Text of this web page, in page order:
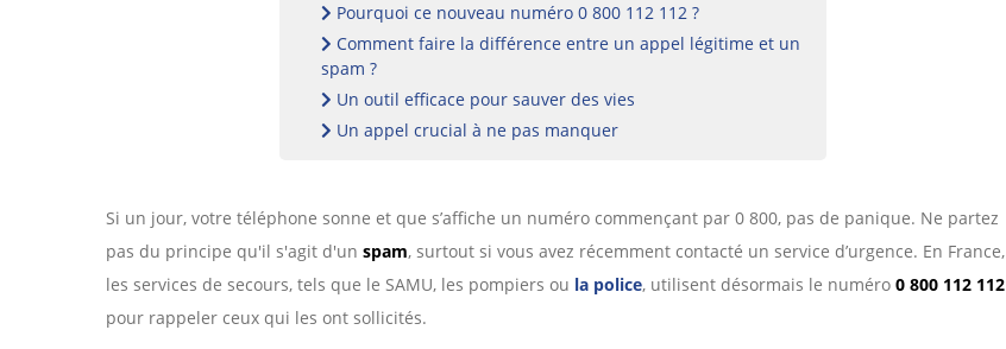
Pourquoi ce nouveau numéro 0 800 112 112 ?
Comment faire la différence entre un appel légitime et un
spam ?
Un outil efficace pour sauver des vies
Un appel crucial à ne pas manquer
Si un jour, votre téléphone sonne et que s’affiche un numéro commençant par 0 800, pas de panique. Ne partez
pas du principe qu'il s'agit d'un spam, surtout si vous avez récemment contacté un service d’urgence. En France,
les services de secours, tels que le SAMU, les pompiers ou la police, utilisent désormais le numéro 0 800 112 112
pour rappeler ceux qui les ont sollicités.